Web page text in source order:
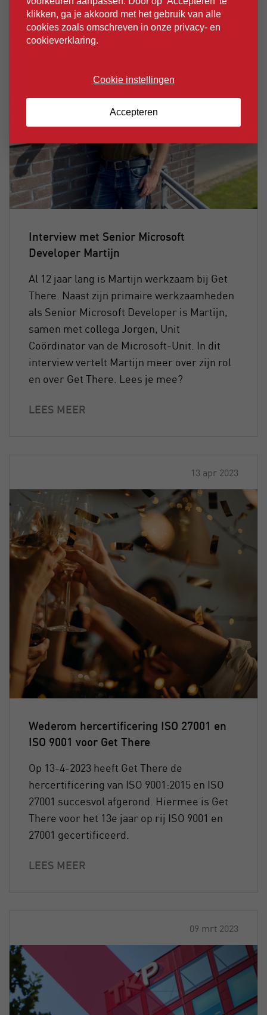
Interview met Senior Microsoft
Developer Martijn
Al 12 jaar lang is Martijn werkzaam bij Get
There. Naast zijn primaire werkzaamheden
als Senior Microsoft Developer is Martijn,
samen met collega Jorgen, Unit
Coördinator van de Microsoft-Unit. In dit
interview vertelt Martijn meer over zijn rol
en over Get There. Lees je mee?
LEES MEER
13 apr 2023
Wederom hercertificering ISO 27001 en
ISO 9001 voor Get There
Op 13-4-2023 heeft Get There de
hercertificering van ISO 9001:2015 en ISO
27001 succesvol afgerond. Hiermee is Get
There voor het 13e jaar op rij ISO 9001 en
27001 gecertificeerd.
LEES MEER
09 mrt 2023
klikken, ga je akkoord met het gebruik van alle
cookies zoals omschreven in onze privacy- en
cookieverklaring.
Cookie instellingen
Accepteren